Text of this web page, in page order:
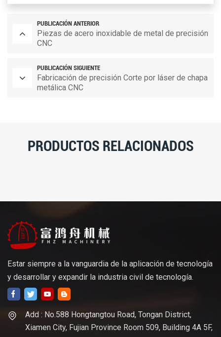
PUBLICACIÓN ANTERIOR
Piezas de acero inoxidable de metal de precisión
CNC
PUBLICACIÓN SIGUIENTE
Fabricación de precisión Corte por láser de chapa
metálica CNC
PRODUCTOS RELACIONADOS
Estar siempre a la vanguardia de la aplicación de tecnología
y desarrollar y expandir la industria civil de tecnología.
Add : No.588 Hongtangtou Road, Tongan District,
Xiamen City, Fujian Province Room 509, Building 4A 5F,